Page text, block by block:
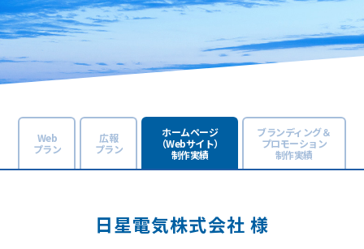
Web
プラン
広報
プラン
ホームページ
（Webサイト）
制作実績
ブランディング＆
プロモーション
制作実績
日星電気株式会社 様